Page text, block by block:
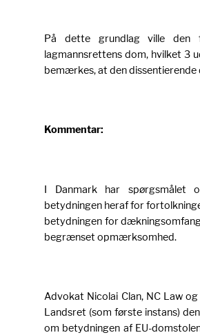
På dette grundlag ville den
lagmannsrettens dom, hvilket 3
bemærkes, at den
Kommentar:
I Danmark har spørgsmålet
betydningen heraf for
betydningen for
begrænset opmærksomhed.
Advokat Nicolai Clan, NC Law
Landsret (som første instans)
om betydningen af EU-